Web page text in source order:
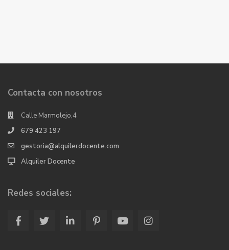
Contacta con nosotros
Calle Marmolejo,4
679 423 197
gestoria@alquilerdocente.com
Alquiler Docente
Redes sociales: